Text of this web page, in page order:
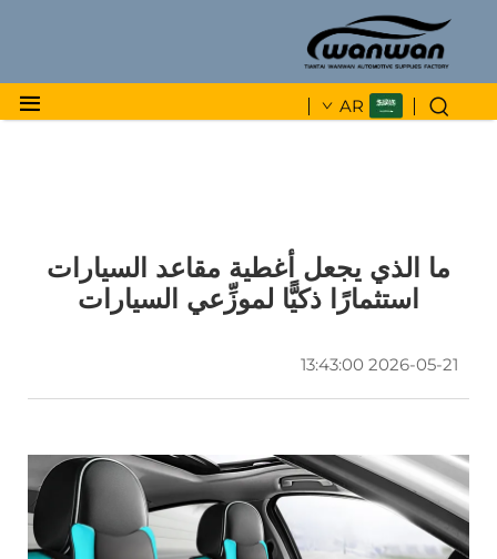
AR
ما الذي يجعل أغطية مقاعد السيارات
استثمارًا ذكيًّا لموزِّعي السيارات
2026-05-21 13:43:00